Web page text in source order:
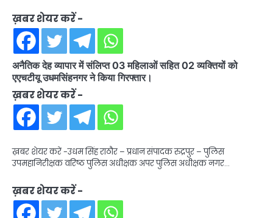
ख़बर शेयर करें -
अनैतिक देह व्यापार में संलिप्त 03 महिलाओं सहित 02 व्यक्तियों को
एएचटीयू उधमसिंहनगर ने किया गिरफ्तार।
ख़बर शेयर करें -
ख़बर शेयर करें -उधम सिंह राठौर – प्रधान संपादक रुद्रपुर – पुलिस
उपमहानिरीक्षक वरिष्ठ पुलिस अधीक्षक अपर पुलिस अधीक्षक नगर…
ख़बर शेयर करें -